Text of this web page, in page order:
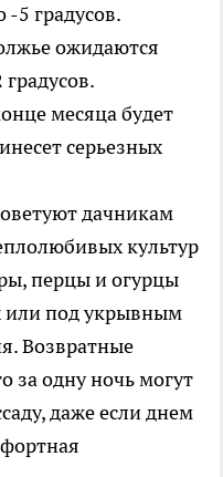
-5 градусов.
ожидаются
месяца будет
серьезных
дачникам
культур
перцы и огурцы
или под укрывным
Возвратные
за одну ночь могут
даже если днем